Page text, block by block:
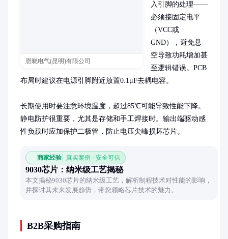
恩晓电气(昆明)有限公司
入引脚的处理——
必须接固定电平
（VCC或
GND），避免悬
空导致功耗增加甚
至逻辑错误。PCB
布局时建议在电源引脚附近放置0.1μF去耦电容。
长期使用时要注意环境温度，超过85℃可能导致性能下降。
静电防护很重要，尤其是存储和手工焊接时。输出端驱动感
性负载时应加保护二极管，防止电压尖峰损坏芯片。
商家经验 真实案例 · 安全可信
9030芯片：纳米级工艺揭秘
本文揭秘9030芯片的纳米级工艺，解析制程技术对性能的影响，
并探讨其未来发展趋势，带您领略芯片技术的魅力。
B2B采购指南